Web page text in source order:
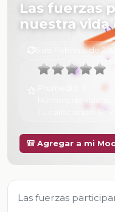
Las fuerzas
nuestra vida
6 de Febrero de 2025
Sin
🎒 Agregar a mi
Las fuerzas